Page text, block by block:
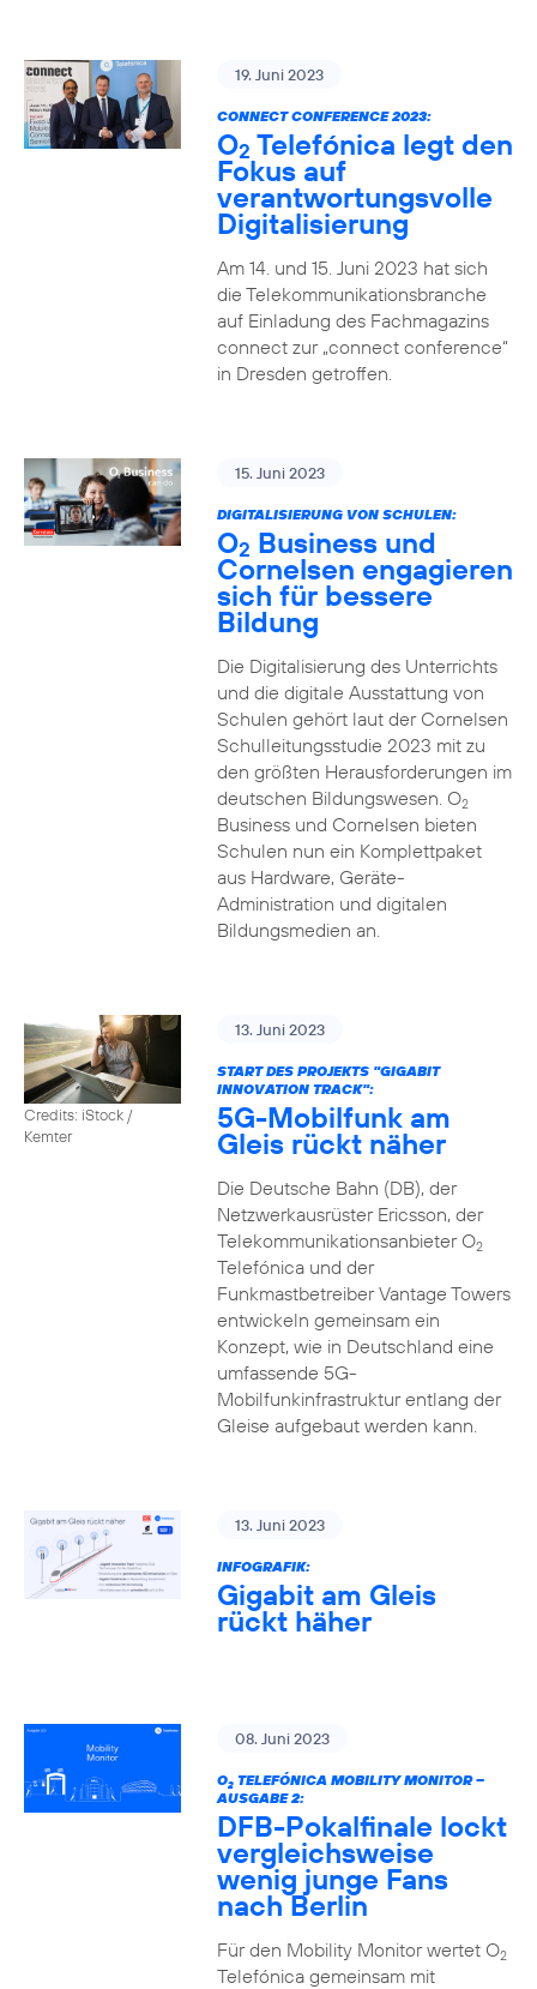
19. Juni 2023
CONNECT CONFERENCE 2023:
O2 Telefónica legt den
Fokus auf
verantwortungsvolle
Digitalisierung
Am 14. und 15. Juni 2023 hat sich
die Telekommunikationsbranche
auf Einladung des Fachmagazins
connect zur „connect conference“
in Dresden getroffen.
15. Juni 2023
DIGITALISIERUNG VON SCHULEN:
O2 Business und
Cornelsen engagieren
sich für bessere
Bildung
Die Digitalisierung des Unterrichts
und die digitale Ausstattung von
Schulen gehört laut der Cornelsen
Schulleitungsstudie 2023 mit zu
den größten Herausforderungen im
deutschen Bildungswesen. O2
Business und Cornelsen bieten
Schulen nun ein Komplettpaket
aus Hardware, Geräte-
Administration und digitalen
Bildungsmedien an.
Credits: iStock /
Kemter
13. Juni 2023
START DES PROJEKTS "GIGABIT
INNOVATION TRACK":
5G-Mobilfunk am
Gleis rückt näher
Die Deutsche Bahn (DB), der
Netzwerkausrüster Ericsson, der
Telekommunikationsanbieter O2
Telefónica und der
Funkmastbetreiber Vantage Towers
entwickeln gemeinsam ein
Konzept, wie in Deutschland eine
umfassende 5G-
Mobilfunkinfrastruktur entlang der
Gleise aufgebaut werden kann.
13. Juni 2023
INFOGRAFIK:
Gigabit am Gleis
rückt häher
08. Juni 2023
O2TELEFÓNICA MOBILITY MONITOR –
AUSGABE 2:
DFB-Pokalfinale lockt
vergleichsweise
wenig junge Fans
nach Berlin
Für den Mobility Monitor wertet O2
Telefónica gemeinsam mit